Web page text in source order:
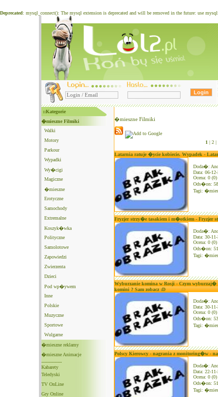
Deprecated: mysql_connect(): The mysql extension is deprecated and will be removed in the future: use
::Kategorie
�mieszne Filmiki
Walki
Motory
Parkour
Wypadki
Wy�cigi
Magiczne
�mieszne
Erotyczne
Samochody
Extremalne
Koszyk�wka
Polityczne
Samolotowe
Zapowiedzi
Zwierzenta
Dzieci
Pod wp�ywem
Inne
Polskie
Muzyczne
Sportowe
Wulgarne
�mieszne reklamy
�mieszne Animacje
--------------
Kabarety
Teledyski
TV OnLine
Gry Online
�mieszne Filmiki
1 |2 |
Latarnia ratuje �ycie kobiecie. Wypadek -
Doda�:
Data: 06-
Ocena: 0 (0)
Ods�on:
Tagi:
Fryzjer strzy�e tasakiem i m�otkiem - Fryzjer
Doda�:
Data: 30-
Ocena: 0 (0)
Ods�on:
Tagi:
Wyburzanie komina w Rosji - Czym
komini ? Sam zobacz :D
Doda�:
Data: 30-
Ocena: 0 (0)
Ods�on:
Tagi:
Polscy Kierowcy - nagrania z monitoring�w -
Doda�:
Data: 22-
Ocena: 0 (0)
Ods�on:
Tagi: